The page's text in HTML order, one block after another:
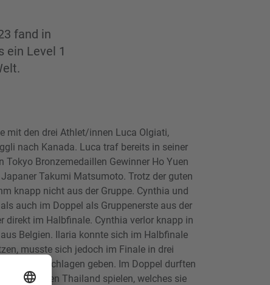
fand in
ein Level 1
mit den drei Athlet/innen Luca Olgiati,
nach Kanada. Luca traf bereits in seiner
Tokyo Bronzemedaillen Gewinner Ho Yuen
Takumi Matsumoto. Trotz der guten
knapp nicht aus der Gruppe. Cynthia und
auch im Doppel als Gruppenerste aus der
direkt im Halbfinale. Cynthia verlor knapp in
Belgien. Ilaria konnte sich im Halbfinale
musste sich jedoch im Finale in drei
Seckin geschlagen geben. Im Doppel durften
Finale gegen Thailand spielen, welches sie